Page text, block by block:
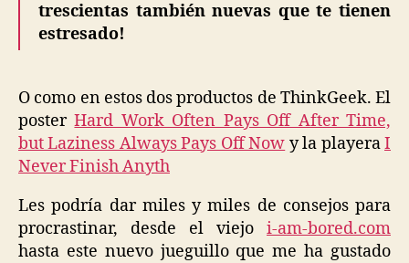
trescientas también nuevas que te tienen
estresado!
O como en estos dos productos de ThinkGeek. El
posterHard Work Often Pays Off After Time,
but Laziness Always Pays Off Now y la playeraI
Never Finish Anyth
Les podría dar miles y miles de consejos para
procrastinar, desde el viejo i-am-bored.com
hasta este nuevo jueguillo que me ha gustado